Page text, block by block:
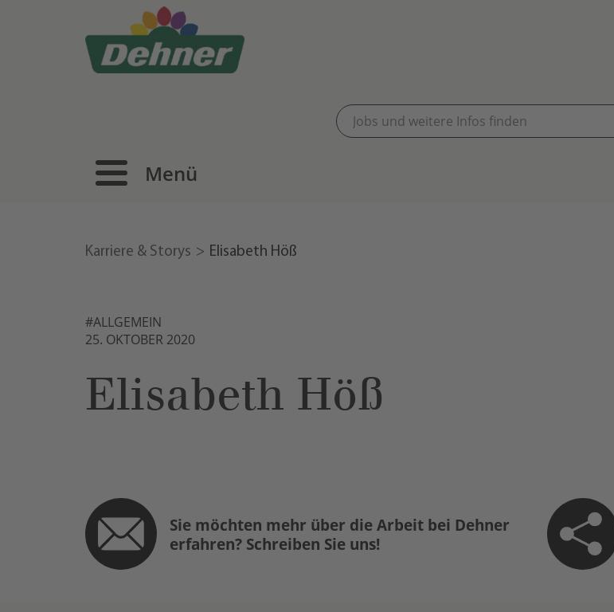
Menü
Karriere & Storys Elisabeth Höß
#ALLGEMEIN
25. OKTOBER 2020
Elisabeth Höß
Sie möchten mehr über die Arbeit bei Dehner
erfahren? Schreiben Sie uns!